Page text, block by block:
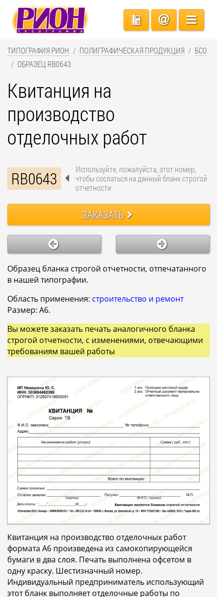
ТИПОГРАФИЯ РИОН ПОЛИГРАФИЧЕСКАЯ ПРОДУКЦИЯ
БСО
ОБРАЗЕЦ RB0643
Квитанция на
производство
отделочных работ
RB0643
Используйте, пожалуйста, этот номер,
чтобы сослаться на данный бланк строгой
отчетности
ЗАКАЗАТЬ
Образец бланка строгой отчетности, отпечатанного
в нашей типографии.
Область применения: строительство и ремонт
Размер: А6.
Вы можете заказать печать аналогичного бланка
строгой отчетности, с изменениями, отвечающими
требованиям вашей работы
Квитанция на производство отделочных работ
формата А6 произведена из самокопирующейся
бумаги в два слоя. Печать выполнена офсетом в
одну краску. Шестизначный номер.
Индивидуальный предприниматель использующий
этот бланк выполняет отделочные работы по